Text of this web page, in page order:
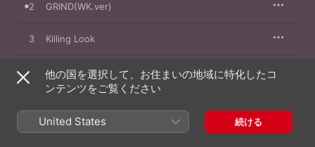
2 GRIND(WK.ver)
3 Killing Look
4 Tenple of Soul
6 RIGHT HERE RIGHT NOW
他の国を選択して、お住まいの地域に特化したコ
ンテンツをご覧ください
United States 続ける